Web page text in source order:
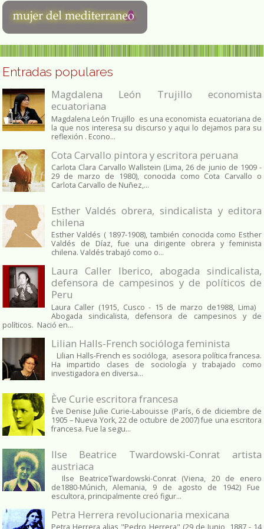
Entradas populares
Magdalena León Trujillo economista
ecuatoriana
Magdalena León Trujillo es una economista ecuatoriana de
la que nos interesa su discurso y aqui lo dejamos para su
reflexión . Econo...
Cota Carvallo pintora y escritora peruana
Carlota Clara Carvallo Wallstein (Lima, 26 de junio de 1909 -
29 de marzo de 1980), conocida como Cota Carvallo o
Carlota Carvallo de Nuñez,...
Esther Valdés obrera, sindicalista y editora
chilena
Esther Valdés ( 1897-1908), también conocida como Esther
Valdés de Díaz, fue una dirigente obrera y feminista
chilena. Valdés trabajó como o...
Laura Caller Iberico, abogada sindicalista,
defensora de campesinos y de políticos de
Peru
Laura Caller (1915, Cusco - 15 de marzo de1988, Lima)
Abogada sindicalista, defensora de campesinos y de
políticos. Nació en...
Lilian Halls-French socióloga feminista
Lilian Halls-French es socióloga, asesora política francesa.
Ha impartido clases de sociología y trabajado como
investigadora en diversa...
Ève Curie escritora francesa
Ève Denise Julie Curie-Labouisse (París, 6 de diciembre de
1905 – Nueva York, 22 de octubre de 2007) fue una escritora
francesa. Fue la segu...
Ilse Beatrice Twardowski-Conrat artista
austriaca
Ilse BeatriceTwardowski-Conrat (Viena, 20 de enero
de1880-Múnich, Alemania, 9 de agosto de 1942) Fue
escultora, principalmente creó figur...
Petra Herrera revolucionaria mexicana